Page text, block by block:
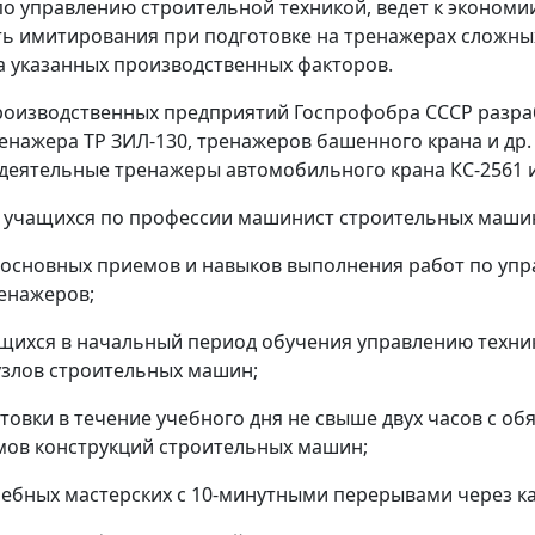
строительной техникой, ведет к
имитирования при подготовке на тренажерах
производственных факторов.
предприятий Госпрофобра СССР
ТР ЗИЛ-130, тренажеров башенного крана и
тренажеры автомобильного крана КС-2561
по профессии машинист строительных
приемов и навыков выполнения работ по
в начальный период обучения управлению
строительных машин;
в течение учебного дня не свыше двух часов с
конструкций строительных машин;
мастерских с 10-минутными перерывами через